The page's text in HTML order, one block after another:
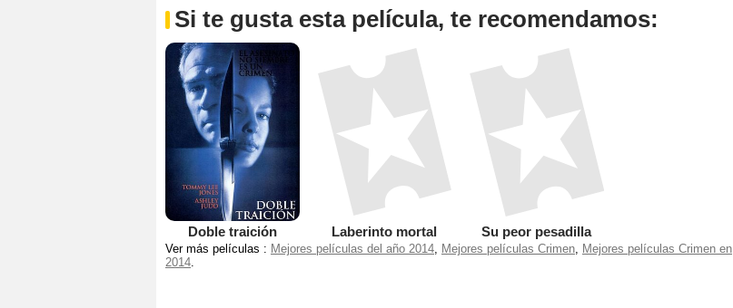
Si te gusta esta película, te recomendamos:
Doble traición Laberinto mortal Su peor pesadilla
Ver más películas : Mejores películas del año 2014 Mejores películas Crimen Mejores películas Crimen en
2014